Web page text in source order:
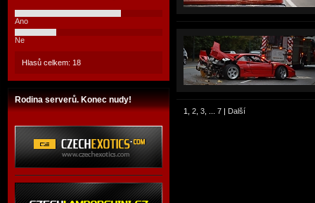
Ano
Ne
Hlasů celkem: 18
Rodina serverů. Konec nudy!
1 2 3 7 | Další